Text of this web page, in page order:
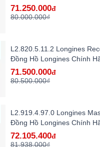
71.250.000đ
80.000.000₫
L2.820.5.11.2 Longines
Đồng Hồ Longines Chính
71.500.000đ
80.500.000₫
L2.919.4.97.0 Longines
Đồng Hồ Longines Chính
72.105.400đ
81.938.000₫